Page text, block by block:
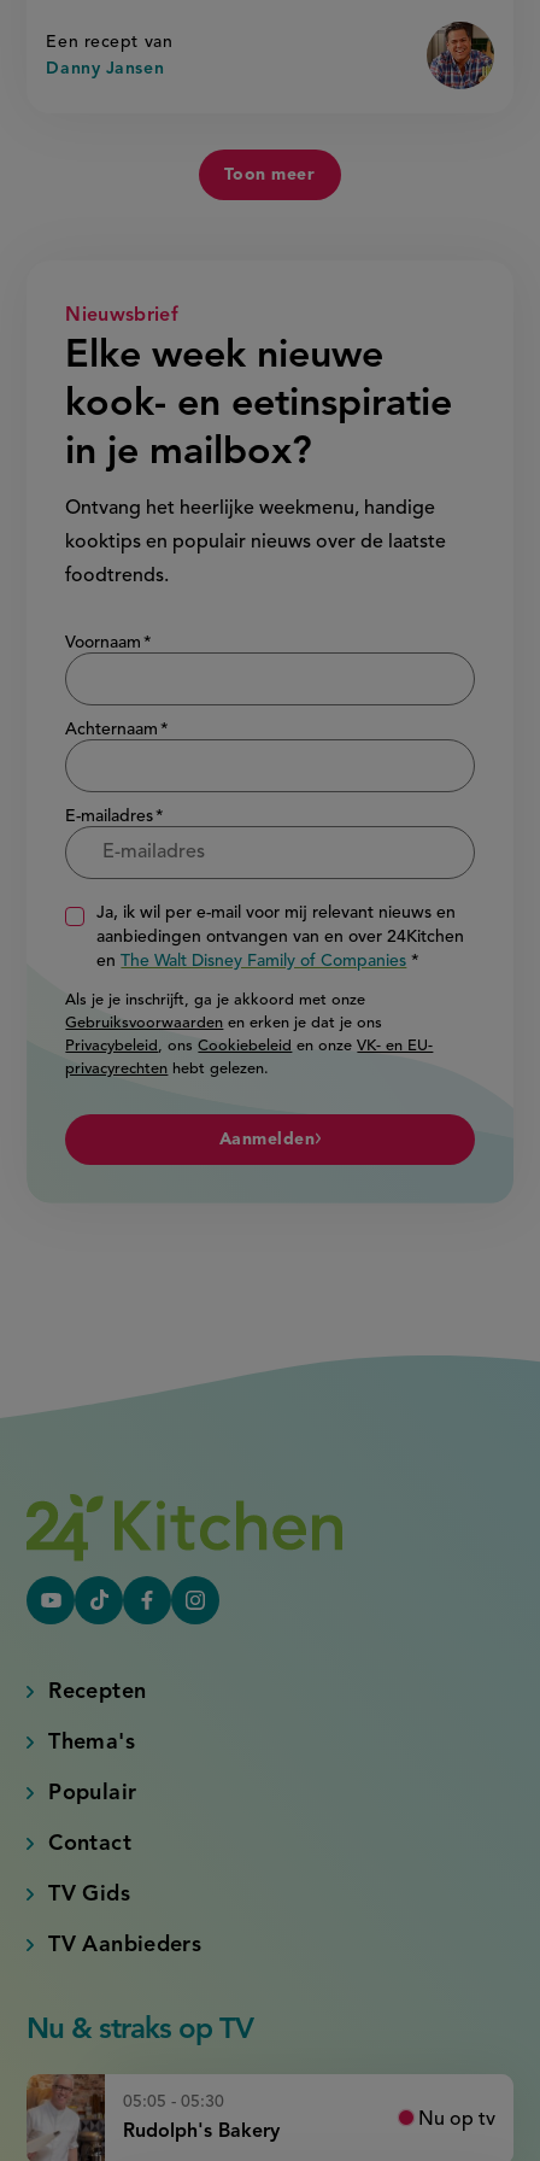
Een recept van
Danny Jansen
Toon meer
Nieuwsbrief
Elke week nieuwe
kook- en eetinspiratie
in je mailbox?
Ontvang het heerlijke weekmenu, handige
kooktips en populair nieuws over de laatste
foodtrends.
Show/hide
Voornaam
Achternaam
E-mailadres
Ja, ik wil per e-mail voor mij relevant nieuws en
aanbiedingen ontvangen van en over 24Kitchen
enThe Walt Disney Family of Companies
Als je je inschrijft, ga je akkoord met onze
Gebruiksvoorwaarden en erken je dat je ons
Privacybeleid
, onsCookiebeleid en onzeVK- en EU-
privacyrechten hebt gelezen.
Aanmelden
YouTube
link)
Tiktok
link)
FacebookInstagram
Recepten
Thema's
Populair
Contact
TV Gids
TV Aanbieders
Nu & straks op TV
05:05 - 05:30
Rudolph's Bakery
Nu op tv